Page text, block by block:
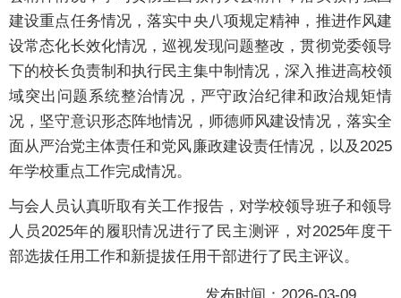
建设重点任务情况，落实中央八项规定精神，推进作风建
设常态化长效化情况，巡视发现问题整改，贯彻党委领导
下的校长负责制和执行民主集中制情况，深入推进高校领
域突出问题系统整治情况，严守政治纪律和政治规矩情
况，坚守意识形态阵地情况，师德师风建设情况，落实全
面从严治党主体责任和党风廉政建设责任情况，以及2025
年学校重点工作完成情况。
与会人员认真听取有关工作报告，对学校领导班子和领导
人员2025年的履职情况进行了民主测评，对2025年度干
部选拔任用工作和新提拔任用干部进行了民主评议。